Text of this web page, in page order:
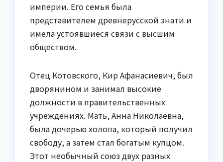
империи. Его семья была
представителем древнерусской знати и
имела устоявшиеся связи с высшим
обществом.
Отец Котовского, Кир Афанасиевич, был
дворянином и занимал высокие
должности в правительственных
учреждениях. Мать, Анна Николаевна,
была дочерью холопа, который получил
свободу, а затем стал богатым купцом.
Этот необычный союз двух разных